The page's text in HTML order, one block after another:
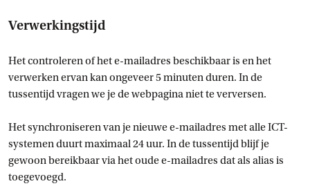
Verwerkingstijd
Het controleren of het e-mailadres beschikbaar is en het
verwerken ervan kan ongeveer 5 minuten duren. In de
tussentijd vragen we je de webpagina niet te verversen.
Het synchroniseren van je nieuwe e-mailadres met alle ICT-
systemen duurt maximaal 24 uur. In de tussentijd blijf je
gewoon bereikbaar via het oude e-mailadres dat als alias is
toegevoegd.